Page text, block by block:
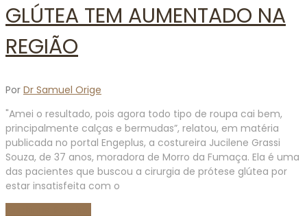
GLÚTEA TEM AUMENTADO NA
REGIÃO
Por Dr Samuel Orige
"Amei o resultado, pois agora todo tipo de roupa cai bem,
principalmente calças e bermudas”, relatou, em matéria
publicada no portal Engeplus, a costureira Jucilene Grassi
Souza, de 37 anos, moradora de Morro da Fumaça. Ela é uma
das pacientes que buscou a cirurgia de prótese glútea por
estar insatisfeita com o